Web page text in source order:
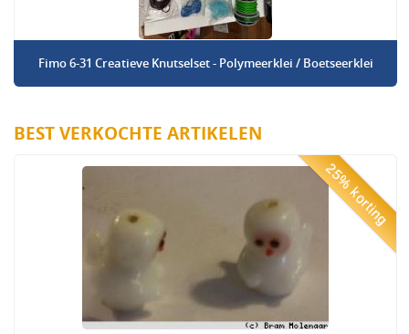
Fimo 6-31 Creatieve Knutselset - Polymeerklei / Boetseerklei
BEST VERKOCHTE ARTIKELEN
25% korting